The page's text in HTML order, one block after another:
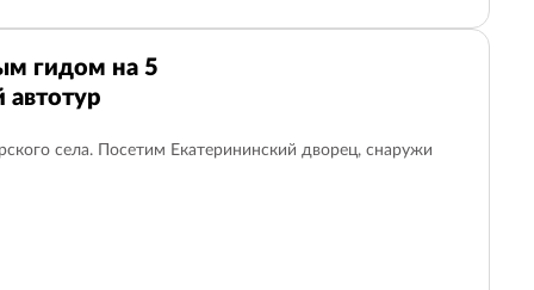
гидом на 5
автотур
села. Посетим Екатерининский дворец, снаружи